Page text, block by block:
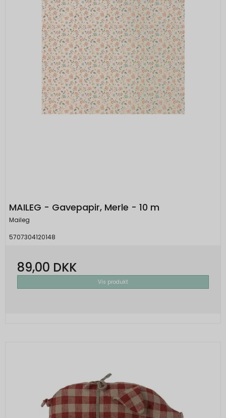
MAILEG - Gavepapir, Merle - 10 m
Maileg
5707304120148
89,00 DKK
Vis produkt